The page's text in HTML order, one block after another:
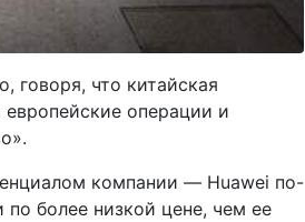
говоря, что китайская
операции и
компании — Huawei по-
более низкой цене, чем ее